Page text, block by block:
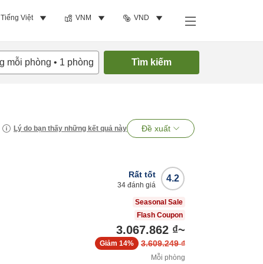
Tiếng Việt VNM VND
mỗi phòng • 1 phòng Tìm kiếm
Lý do bạn thấy những kết quả này Đề xuất
4.2
Rất tốt
34 đánh giá
Seasonal Sale
Flash Coupon
3.067.862 ₫~
3.609.249 ₫
Giảm 14%
Mỗi phòng